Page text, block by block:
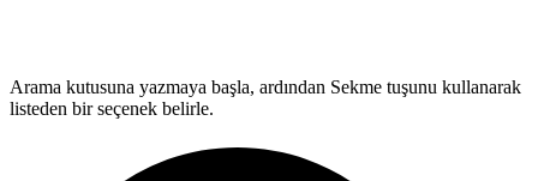
Arama kutusuna yazmaya başla, ardından Sekme tuşunu kullanarak
listeden bir seçenek belirle.